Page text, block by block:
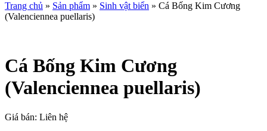
Trang chủ » Sản phẩm » Sinh vật biển » Cá Bống Kim Cương
(Valenciennea puellaris)
Cá Bống Kim Cương
(Valenciennea puellaris)
Giá bán: Liên hệ